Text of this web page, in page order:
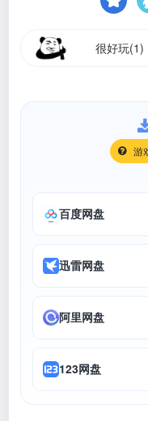
很好玩(1)
游
百度网盘
迅雷网盘
阿里网盘
123网盘